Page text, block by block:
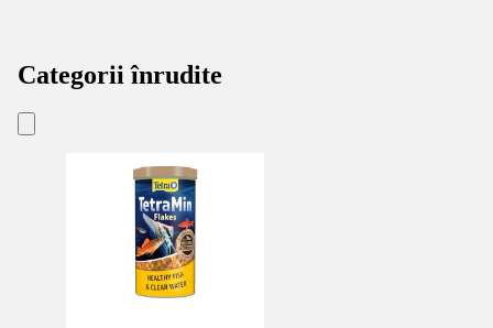
Categorii înrudite